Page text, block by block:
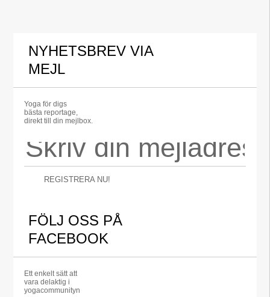
NYHETSBREV VIA
MEJL
Yoga för digs
bästa reportage,
direkt till din mejlbox.
REGISTRERA NU!
FÖLJ OSS PÅ
FACEBOOK
Ett enkelt sätt att
vara delaktig i
yogacommunityn